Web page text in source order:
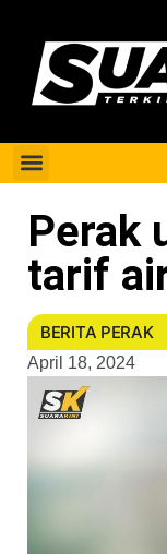
Perak
tarif
BERITA PERAK
April 18, 2024